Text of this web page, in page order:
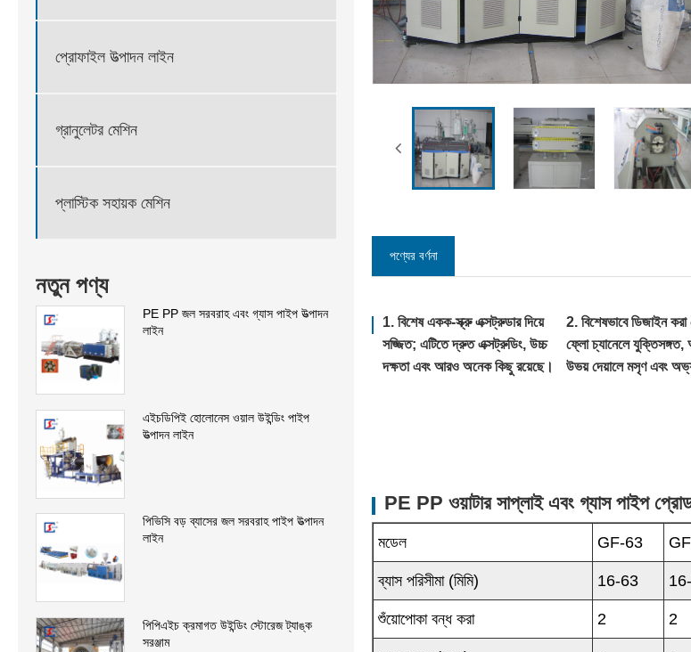
প্রোফাইল উত্পাদন লাইন
গ্রানুলেটর মেশিন
প্লাস্টিক সহায়ক মেশিন
নতুন পণ্য
PE PP জল সরবরাহ এবং গ্যাস পাইপ উত্পাদন
লাইন
এইচডিপিই হোলোনেস ওয়াল উইন্ডিং পাইপ
উত্পাদন লাইন
পিভিসি বড় ব্যাসের জল সরবরাহ পাইপ উত্পাদন
লাইন
পিপিএইচ ক্রমাগত উইন্ডিং স্টোরেজ ট্যাঙ্ক
সরঞ্জাম
পণ্যের বর্ণনা
1. বিশেষ একক-স্ক্রু এক্সট্রুডার দিয়ে
সজ্জিত; এটিতে দ্রুত এক্সট্রুডিং, উচ্চ
দক্ষতা এবং আরও অনেক কিছু রয়েছে।
2. বিশেষভাবে ডিজাইন
ফ্লো চ্যানেলে যুক্তিসঙ্গত,
উভয় দেয়ালে মসৃণ এবং
PE PP ওয়াটার সাপ্লাই এবং গ্যাস পাইপ
মডেল GF-63
ব্যাস পরিসীমা (মিমি) 16-63
শুঁয়োপোকা বন্ধ করা 2 2